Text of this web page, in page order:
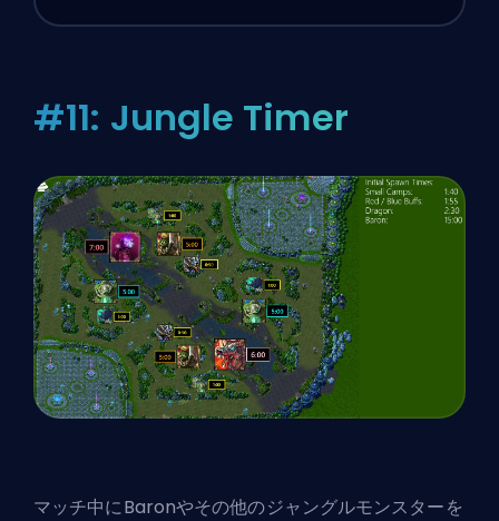
#11: Jungle Timer
マッチ中にBaronやその他のジャングルモンスターを